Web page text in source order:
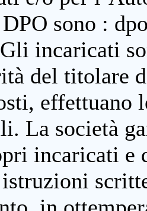
sono :
incaricati
del titolare
effettuano
La società
incaricati e